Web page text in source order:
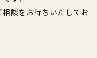
談をお待ちいたしてお